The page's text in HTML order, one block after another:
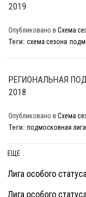
2019
Опубликовано в Схема
Теги: схема сезона
РЕГИОНАЛЬНАЯ
2018
Опубликовано в Схема
Теги: подмосковная лига
ЕЩЕ
Лига особого
Лига особого